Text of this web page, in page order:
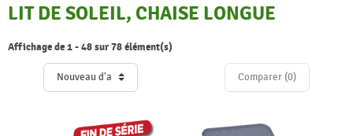
LIT DE SOLEIL, CHAISE LONGUE
Affichage de 1 - 48 sur 78 élément(s)
Comparer (0)‎